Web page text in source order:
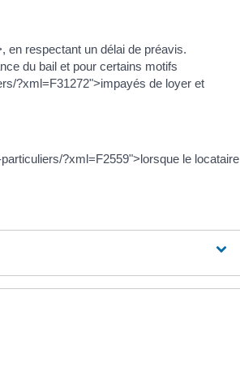
en respectant un délai de préavis.
du bail et pour certains motifs
?xml=F31272">impayés de loyer et
?xml=F2559">lorsque le locataire